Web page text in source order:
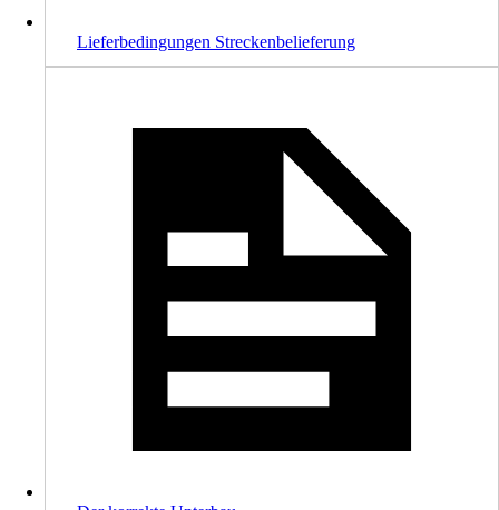
Lieferbedingungen Streckenbelieferung